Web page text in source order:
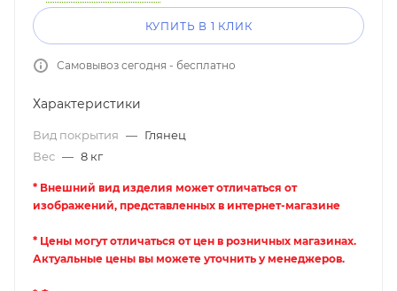
КУПИТЬ В 1 КЛИК
Самовывоз сегодня - бесплатно
Характеристики
Вид покрытия — Глянец
Вес — 8 кг
* Внешний вид изделия может отличаться от
изображений, представленных в интернет-магазине
* Цены могут отличаться от цен в розничных магазинах.
Актуальные цены вы можете уточнить у менеджеров.